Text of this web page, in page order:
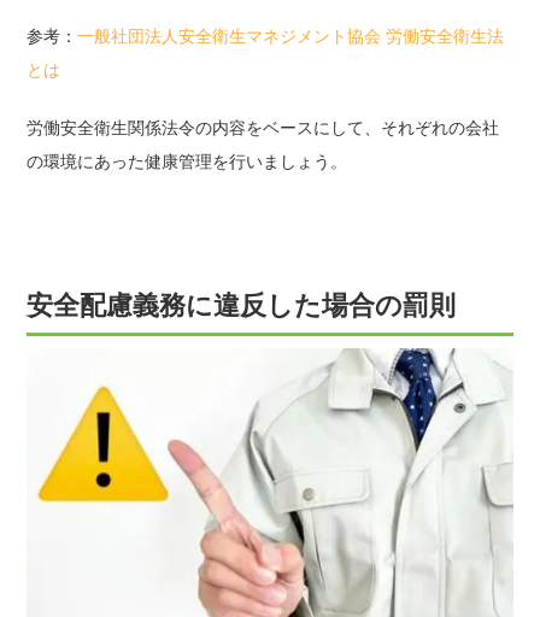
参考：一般社団法人安全衛生マネジメント協会 労働安全衛生法
とは
労働安全衛生関係法令の内容をベースにして、それぞれの会社
の環境にあった健康管理を行いましょう。
安全配慮義務に違反した場合の罰則